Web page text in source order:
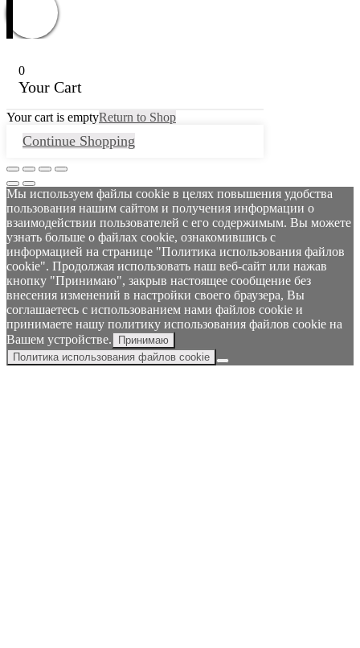
0
Your Cart
Your cart is emptyReturn to Shop
Continue Shopping
Мы используем файлы cookie в целях повышения удобства
пользования нашим сайтом и получения информации о
взаимодействии пользователей с его содержимым. Вы можете
узнать больше о файлах cookie, ознакомившись с
информацией на странице "Политика использования файлов
cookie". Продолжая использовать наш веб-сайт или нажав
кнопку "Принимаю", закрыв настоящее сообщение без
внесения изменений в настройки своего браузера, Вы
соглашаетесь с использованием нами файлов cookie и
принимаете нашу политику использования файлов cookie на
Вашем устройстве.
Принимаю
Политика использования файлов cookie